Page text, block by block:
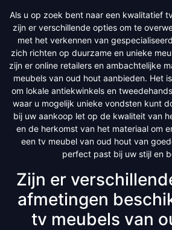
Als u op zoek bent naar een kwalitatief
zijn er verschillende opties om te
met het verkennen van
zich richten op duurzame en unieke
zijn er online retailers en ambachtelijke
meubels van oud hout aanbieden. Het
om lokale antiekwinkels en
waar u mogelijk unieke vondsten kunt
bij uw aankoop let op de kwaliteit van
en de herkomst van het materiaal om
een tv meubel van oud hout van
perfect past bij uw stijl en
Zijn er
afmetingen
tv meubels van